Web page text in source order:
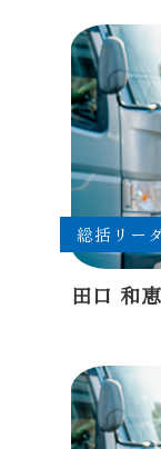
総括リー
田口 和